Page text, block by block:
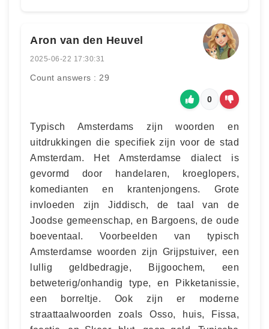
Aron van den Heuvel
2025-06-22 17:30:31
Count answers : 29
0
Typisch Amsterdams zijn woorden en
uitdrukkingen die specifiek zijn voor de stad
Amsterdam. Het Amsterdamse dialect is
gevormd door handelaren, kroeglopers,
komedianten en krantenjongens. Grote
invloeden zijn Jiddisch, de taal van de
Joodse gemeenschap, en Bargoens, de oude
boeventaal. Voorbeelden van typisch
Amsterdamse woorden zijn Grijpstuiver, een
lullig geldbedragje, Bijgoochem, een
betweterig/onhandig type, en Pikketanissie,
een borreltje. Ook zijn er moderne
straattaalwoorden zoals Osso, huis, Fissa,